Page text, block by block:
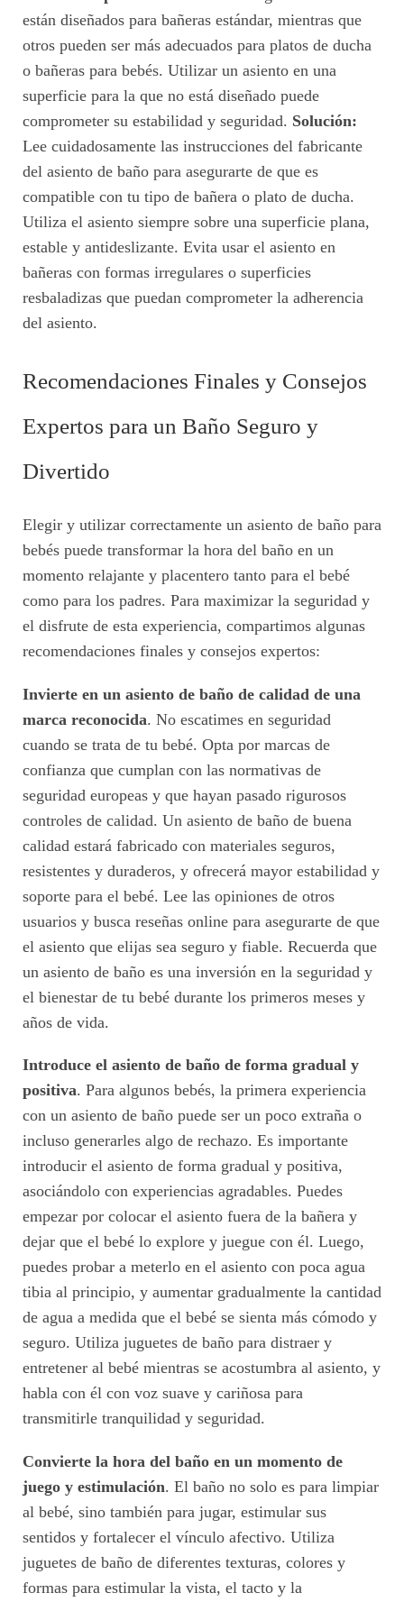
están diseñados para bañeras estándar, mientras que
otros pueden ser más adecuados para platos de ducha
o bañeras para bebés. Utilizar un asiento en una
superficie para la que no está diseñado puede
comprometer su estabilidad y seguridad. Solución:
Lee cuidadosamente las instrucciones del fabricante
del asiento de baño para asegurarte de que es
compatible con tu tipo de bañera o plato de ducha.
Utiliza el asiento siempre sobre una superficie plana,
estable y antideslizante. Evita usar el asiento en
bañeras con formas irregulares o superficies
resbaladizas que puedan comprometer la adherencia
del asiento.
Recomendaciones Finales y Consejos
Expertos para un Baño Seguro y
Divertido
Elegir y utilizar correctamente un asiento de baño para
bebés puede transformar la hora del baño en un
momento relajante y placentero tanto para el bebé
como para los padres. Para maximizar la seguridad y
el disfrute de esta experiencia, compartimos algunas
recomendaciones finales y consejos expertos:
Invierte en un asiento de baño de calidad de una
marca reconocida. No escatimes en seguridad
cuando se trata de tu bebé. Opta por marcas de
confianza que cumplan con las normativas de
seguridad europeas y que hayan pasado rigurosos
controles de calidad. Un asiento de baño de buena
calidad estará fabricado con materiales seguros,
resistentes y duraderos, y ofrecerá mayor estabilidad y
soporte para el bebé. Lee las opiniones de otros
usuarios y busca reseñas online para asegurarte de que
el asiento que elijas sea seguro y fiable. Recuerda que
un asiento de baño es una inversión en la seguridad y
el bienestar de tu bebé durante los primeros meses y
años de vida.
Introduce el asiento de baño de forma gradual y
positiva. Para algunos bebés, la primera experiencia
con un asiento de baño puede ser un poco extraña o
incluso generarles algo de rechazo. Es importante
introducir el asiento de forma gradual y positiva,
asociándolo con experiencias agradables. Puedes
empezar por colocar el asiento fuera de la bañera y
dejar que el bebé lo explore y juegue con él. Luego,
puedes probar a meterlo en el asiento con poca agua
tibia al principio, y aumentar gradualmente la cantidad
de agua a medida que el bebé se sienta más cómodo y
seguro. Utiliza juguetes de baño para distraer y
entretener al bebé mientras se acostumbra al asiento, y
habla con él con voz suave y cariñosa para
transmitirle tranquilidad y seguridad.
Convierte la hora del baño en un momento de
juego y estimulación. El baño no solo es para limpiar
al bebé, sino también para jugar, estimular sus
sentidos y fortalecer el vínculo afectivo. Utiliza
juguetes de baño de diferentes texturas, colores y
formas para estimular la vista, el tacto y la